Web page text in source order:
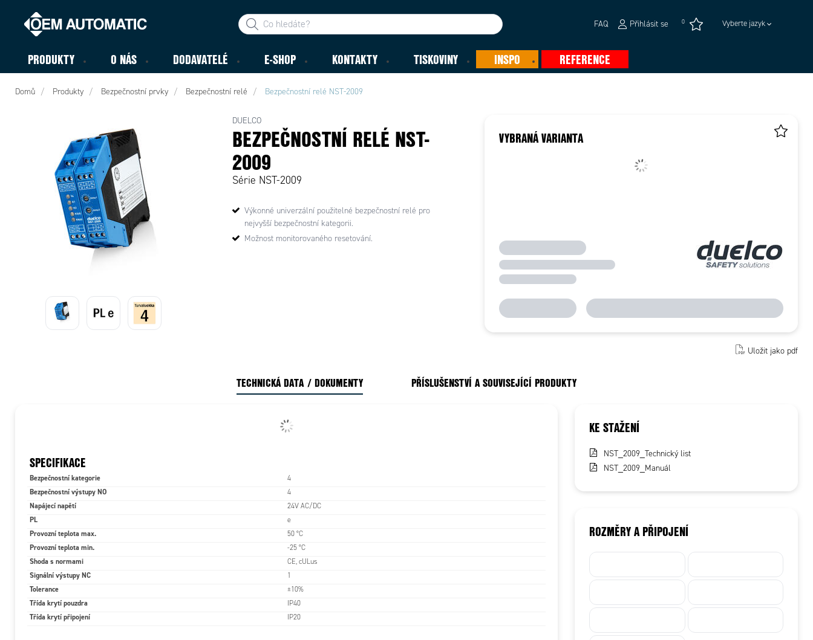
FAQ Přihlásit se 0 Vyberte jazyk
PRODUKTY O NÁS DODAVATELÉ E-SHOP KONTAKTY TISKOVINY INSPO REFERENCE
Domů Produkty Bezpečnostní prvky Bezpečnostní relé Bezpečnostní relé NST-2009
DUELCO
BEZPEČNOSTNÍ RELÉ NST-
2009
Série NST-2009
Výkonné univerzální použitelné bezpečnostní relé pro
nejvyšší bezpečnostní kategorii.
Možnost monitorovaného resetování.
VYBRANÁ VARIANTA
Uložit jako pdf
TECHNICKÁ DATA / DOKUMENTY PŘÍSLUŠENSTVÍ A SOUVISEJÍCÍ PRODUKTY
SPECIFIKACE
Bezpečnostní kategorie 4
Bezpečnostní výstupy NO 4
Napájecí napětí 24V AC/DC
PL e
Provozní teplota max. 50 °C
Provozní teplota min. -25 °C
Shoda s normami CE, cULus
Signální výstupy NC 1
Tolerance ±10%
Třída krytí pouzdra IP40
Třída krytí připojení IP20
KE STAŽENÍ
NST_2009_Technický list
NST_2009_Manuál
ROZMĚRY A PŘIPOJENÍ